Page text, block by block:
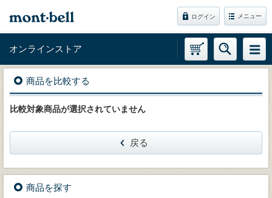
ログイン メニュー
オンラインストア
商品を比較する
比較対象商品が選択されていません
戻る
商品を探す